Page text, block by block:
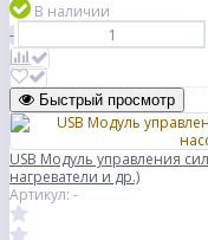
В наличии
-
Быстрый просмотр
USB Модуль управления
нагреватели и др.)
Артикул: -